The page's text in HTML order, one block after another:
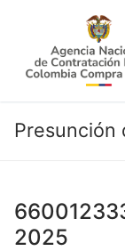
contenido
Presunción
2025